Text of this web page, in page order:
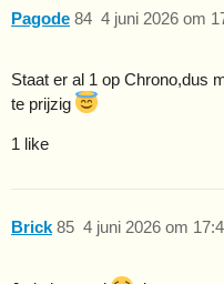
Pagode 4 juni 2026 om
84
Staat er al 1 op Chrono,dus
te prijzig
1 like
Brick 4 juni 2026 om
85